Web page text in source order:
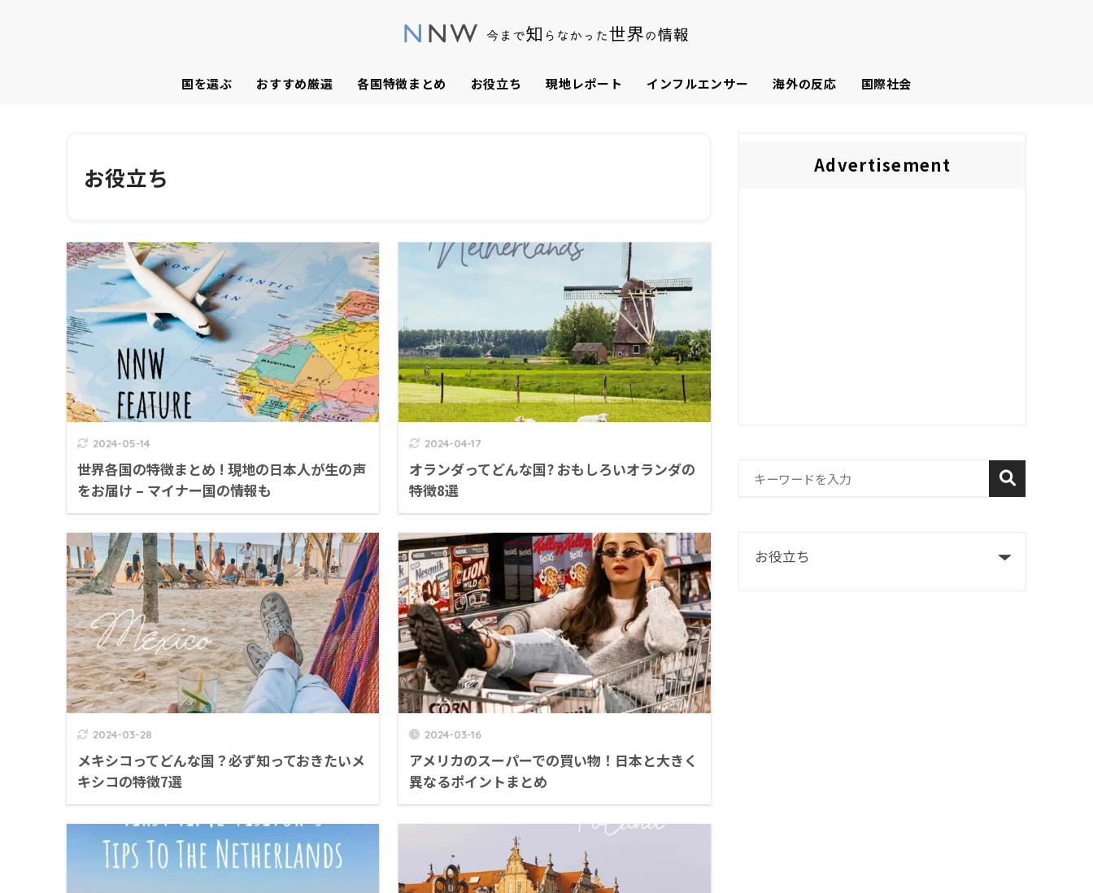
国を選ぶ おすすめ厳選 各国特徴まとめ お役立ち 現地レポート インフルエンサー 海外の反応 国際社会
お役立ち
2024-05-14
世界各国の特徴まとめ ! 現地の日本人が生の声
をお届け – マイナー国の情報も
2024-04-17
オランダってどんな国? おもしろいオランダの
特徴8選
2024-03-28
メキシコってどんな国？必ず知っておきたいメ
キシコの特徴7選
2024-03-16
アメリカのスーパーでの買い物！日本と大きく
異なるポイントまとめ
Advertisement